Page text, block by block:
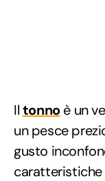
Iltonnoè un
un pesce
gusto
caratteristiche